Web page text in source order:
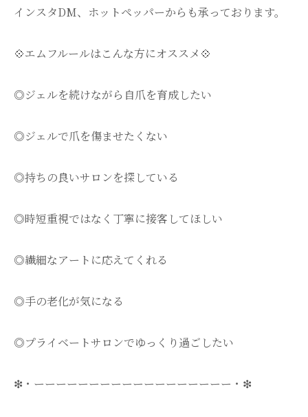
インスタDM、ホットペッパーからも承っております。
💠エムフルールはこんな方にオススメ💠
◎ジェルを続けながら自爪を育成したい
◎ジェルで爪を傷ませたくない
◎持ちの良いサロンを探している
◎時短重視ではなく丁寧に接客してほしい
◎繊細なアートに応えてくれる
◎手の老化が気になる
◎プライベートサロンでゆっくり過ごしたい
❇・ーーーーーーーーーーーーーーーーーー・❇